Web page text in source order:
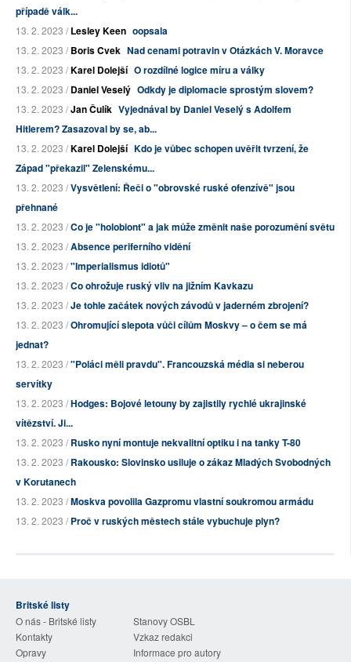
případě válk...
13. 2. 2023 /Lesley Keen oopsala
13. 2. 2023 /Boris Cvek Nad cenami potravin v Otázkách V. Moravce
13. 2. 2023 /Karel Dolejší O rozdílné logice míru a války
13. 2. 2023 /Daniel Veselý Odkdy je diplomacie sprostým slovem?
13. 2. 2023 /Jan Čulík Vyjednával by Daniel Veselý s Adolfem
Hitlerem? Zasazoval by se, ab...
13. 2. 2023 /Karel Dolejší Kdo je vůbec schopen uvěřit tvrzení, že
Západ "překazil" Zelenskému...
13. 2. 2023 /Vysvětlení: Řeči o "obrovské ruské ofenzívě" jsou
přehnané
13. 2. 2023 /Co je "holobiont" a jak může změnit naše porozumění světu
13. 2. 2023 /Absence periferního vidění
13. 2. 2023 /"Imperialismus idiotů"
13. 2. 2023 /Co ohrožuje ruský vliv na jižním Kavkazu
13. 2. 2023 /Je tohle začátek nových závodů v jaderném zbrojení?
13. 2. 2023 /Ohromující slepota vůči cílům Moskvy – o čem se má
jednat?
13. 2. 2023 /"Poláci měli pravdu". Francouzská média si neberou
servítky
13. 2. 2023 /Hodges: Bojové letouny by zajistily rychlé ukrajinské
vítězství. Ji...
13. 2. 2023 /Rusko nyní montuje nekvalitní optiku i na tanky T-80
13. 2. 2023 /Rakousko: Slovinsko usiluje o zákaz Mladých Svobodných
v Korutanech
13. 2. 2023 /Moskva povolila Gazpromu vlastní soukromou armádu
13. 2. 2023 /Proč v ruských městech stále vybuchuje plyn?
Britské listy
O nás - Britské listy
Stanovy OSBL
Kontakty
Vzkaz redakci
Opravy
Informace pro autory